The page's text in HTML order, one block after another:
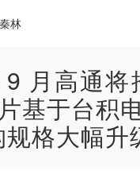
秦林
月高通
基于台积
格大幅升